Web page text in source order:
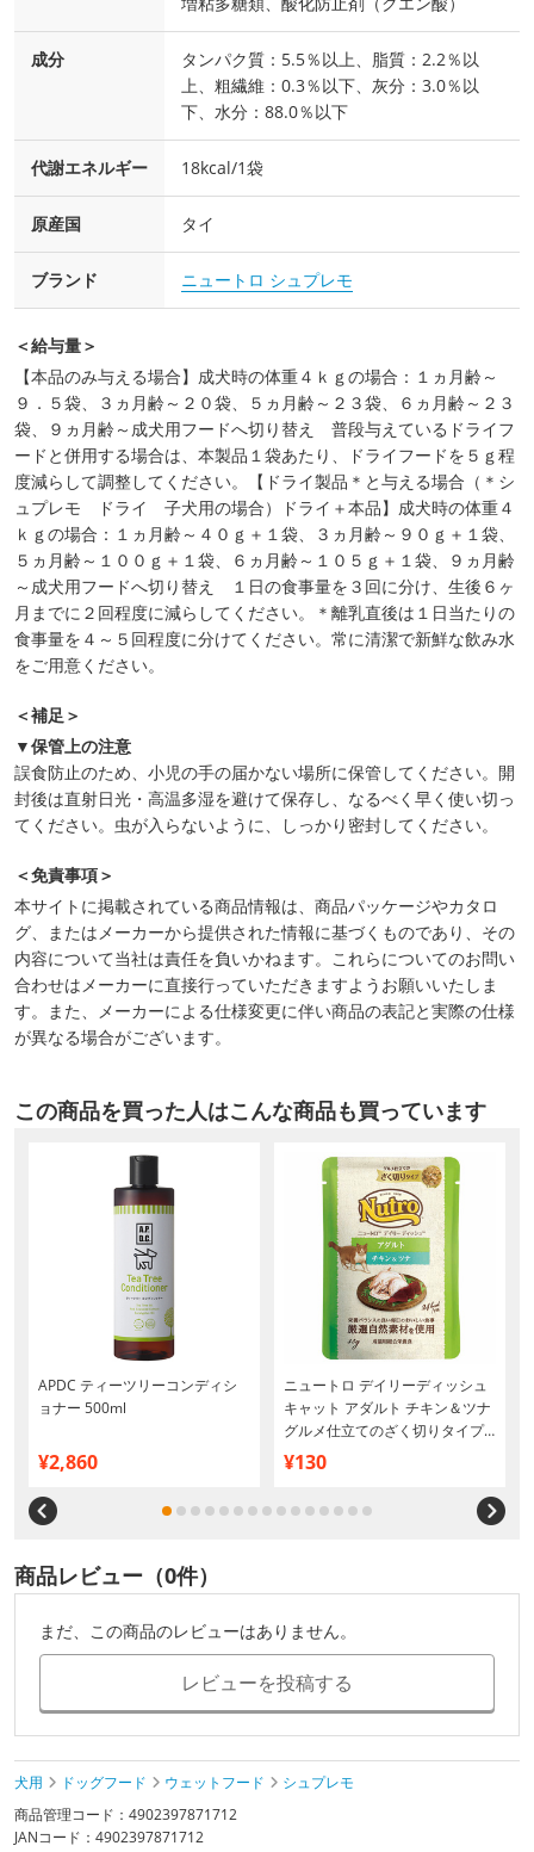
成分
タンパク質：5.5％以上、脂質：2.2％以
上、粗繊維：0.3％以下、灰分：3.0％以
下、水分：88.0％以下
代謝エネルギー 18kcal/1袋
原産国 タイ
ブランド ニュートロ シュプレモ
＜給与量＞
【本品のみ与える場合】成犬時の体重４ｋｇの場合：１ヵ月齢～
９．５袋、３ヵ月齢～２０袋、５ヵ月齢～２３袋、６ヵ月齢～２３
袋、９ヵ月齢～成犬用フードへ切り替え 普段与えているドライフ
ードと併用する場合は、本製品１袋あたり、ドライフードを５ｇ程
度減らして調整してください。【ドライ製品＊と与える場合（＊シ
ュプレモ ドライ 子犬用の場合）ドライ＋本品】成犬時の体重４
ｋｇの場合：１ヵ月齢～４０ｇ＋１袋、３ヵ月齢～９０ｇ＋１袋、
５ヵ月齢～１００ｇ＋１袋、６ヵ月齢～１０５ｇ＋１袋、９ヵ月齢
～成犬用フードへ切り替え １日の食事量を３回に分け、生後６ヶ
月までに２回程度に減らしてください。＊離乳直後は１日当たりの
食事量を４～５回程度に分けてください。常に清潔で新鮮な飲み水
をご用意ください。
＜補足＞
▼保管上の注意
誤食防止のため、小児の手の届かない場所に保管してください。開
封後は直射日光・高温多湿を避けて保存し、なるべく早く使い切っ
てください。虫が入らないように、しっかり密封してください。
＜免責事項＞
本サイトに掲載されている商品情報は、商品パッケージやカタロ
グ、またはメーカーから提供された情報に基づくものであり、その
内容について当社は責任を負いかねます。これらについてのお問い
合わせはメーカーに直接行っていただきますようお願いいたしま
す。また、メーカーによる仕様変更に伴い商品の表記と実際の仕様
が異なる場合がございます。
この商品を買った人はこんな商品も買っています
APDC ティーツリーコンディシ
ョナー 500ml
¥2,860
ニュートロ デイリーディッシュ
キャット アダルト チキン＆ツナ
グルメ仕立てのざく切りタイプ
パウチ 35g
¥130
商品レビュー（0件）
まだ、この商品のレビューはありません。
レビューを投稿する
犬用 ドッグフード ウェットフード
シュプレモ
商品管理コード：4902397871712
JANコード：4902397871712